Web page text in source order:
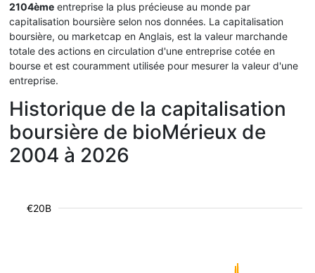
2104ème entreprise la plus précieuse au monde par
capitalisation boursière selon nos données. La capitalisation
boursière, ou marketcap en Anglais, est la valeur marchande
totale des actions en circulation d'une entreprise cotée en
bourse et est couramment utilisée pour mesurer la valeur d'une
entreprise.
Historique de la capitalisation
boursière de bioMérieux de
2004 à 2026
€20B